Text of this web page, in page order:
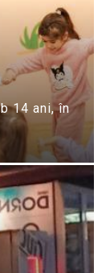
14 ani, în